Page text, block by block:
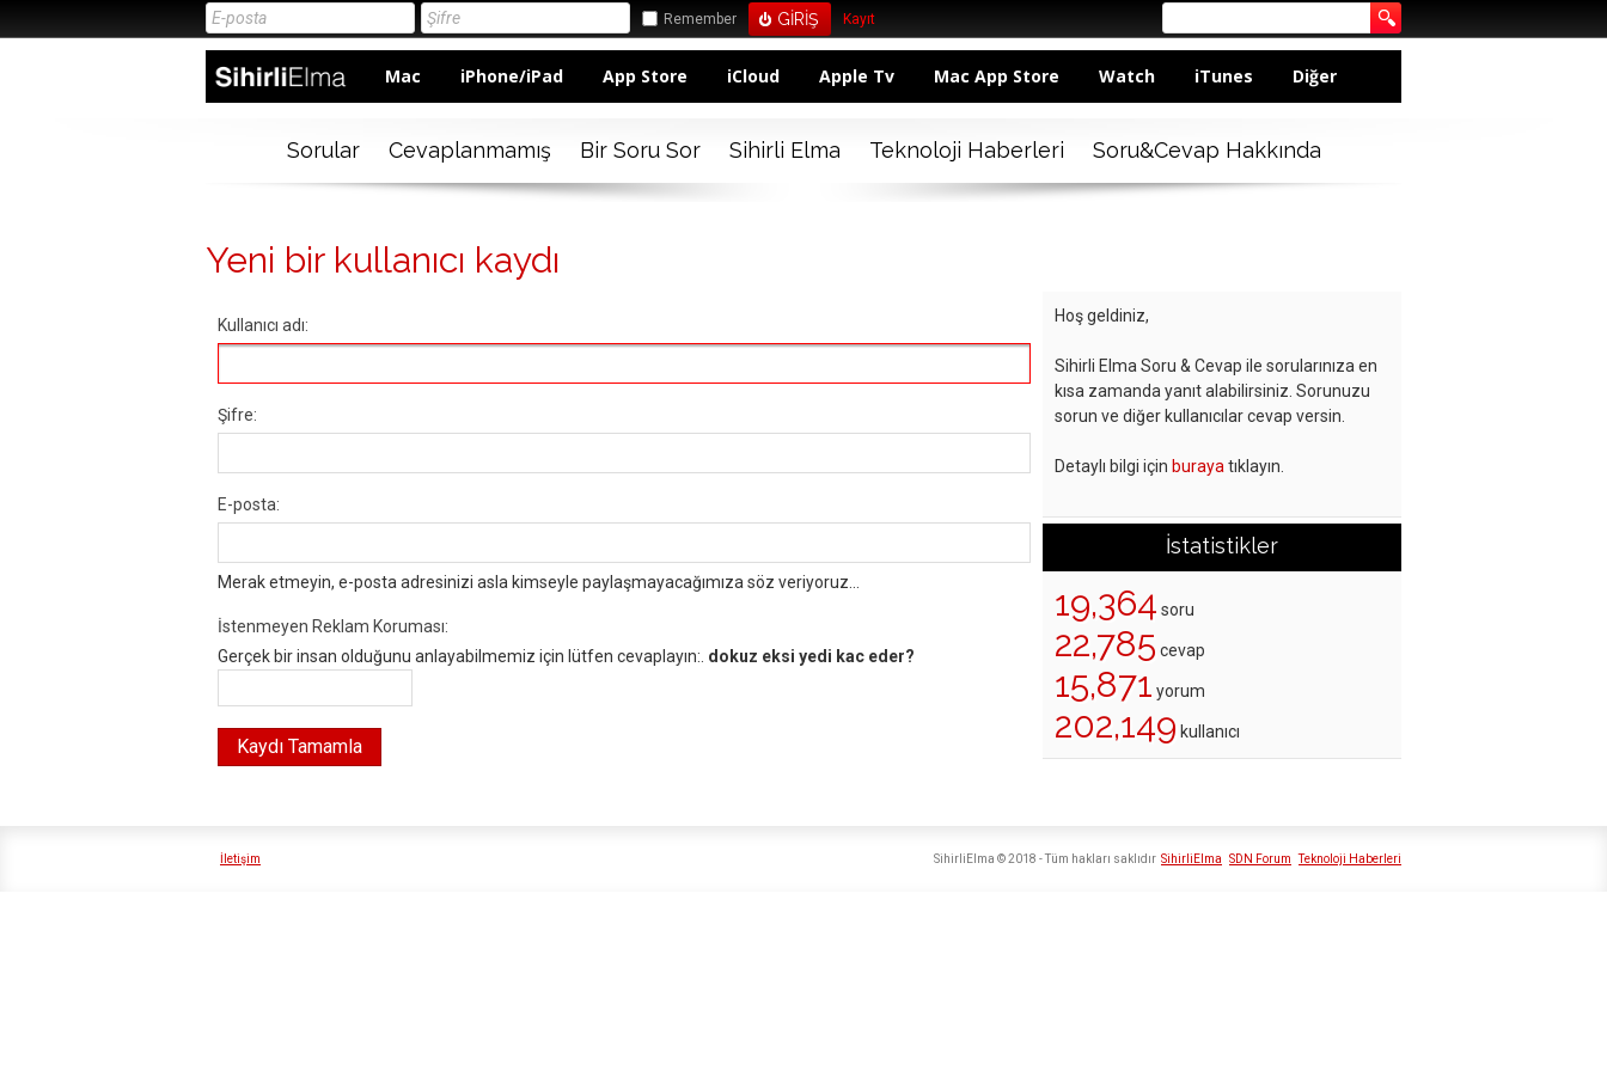
Remember Kayıt
Mac iPhone/iPad App Store iCloud Apple Tv Mac App Store Watch iTunes Diğer
Sorular Cevaplanmamış Bir Soru Sor Sihirli Elma Teknoloji Haberleri Soru&Cevap Hakkında
Yeni bir kullanıcı kaydı
Kullanıcı adı:
Şifre:
E-posta:
Merak etmeyin, e-posta adresinizi asla kimseyle paylaşmayacağımıza söz veriyoruz...
İstenmeyen Reklam Koruması:
Gerçek bir insan olduğunu anlayabilmemiz için lütfen cevaplayın:. dokuz eksi yedi kac eder?
Hoş geldiniz,
Sihirli Elma Soru & Cevap ile sorularınıza en
kısa zamanda yanıt alabilirsiniz. Sorunuzu
sorun ve diğer kullanıcılar cevap versin.
Detaylı bilgi için buraya tıklayın.
İstatistikler
19,364 soru
22,785 cevap
15,871 yorum
202,149 kullanıcı
İletişim SihirliElma SDN Forum Teknoloji Haberleri
SihirliElma © 2018 - Tüm hakları saklıdır